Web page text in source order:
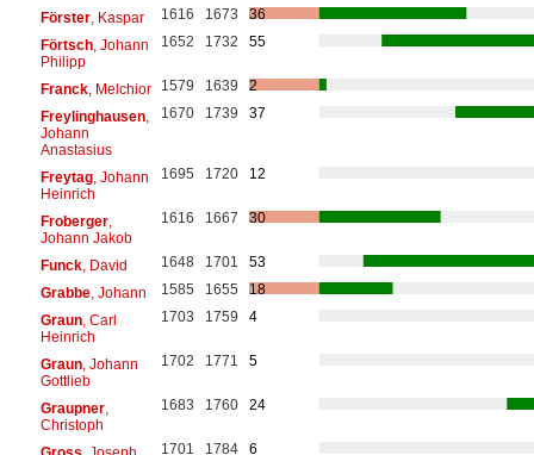
Förster, Kaspar 1616 1673
36
Förtsch, Johann
Philipp
1652 1732 55
Franck, Melchior 1579 1639
2
Freylinghausen,
Johann
Anastasius
1670 1739 37
Freytag, Johann
Heinrich
1695 1720 12
Froberger,
Johann Jakob
1616 1667 30
Funck, David 1648 1701
53
Grabbe, Johann 1585 1655
18
Graun, Carl
Heinrich
1703 1759 4
Graun, Johann
Gottlieb
1702 1771 5
Graupner,
Christoph
1683 1760 24
1701 1784 6